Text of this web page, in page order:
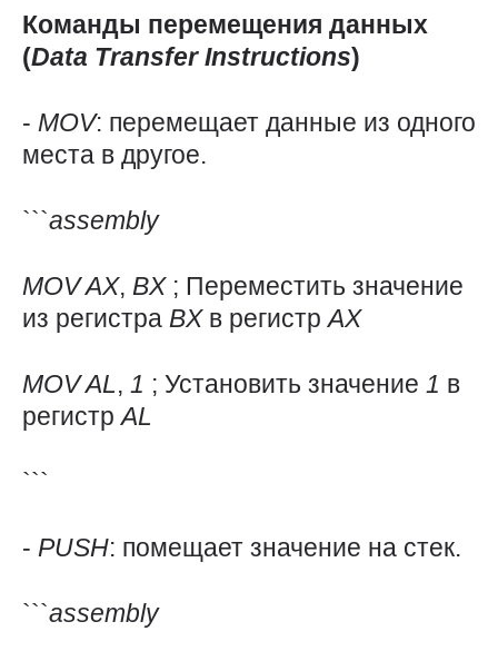
Команды перемещения данных
(Data TransferInstructions)
- MOV: перемещает данные из одного
места в другое.
```assembly
MOVAX, BX ; Переместить значение
из регистра BX в регистрAX
MOVAL, 1 ; Установить значение 1 в
регистрAL
```
- PUSH: помещает значение на стек.
```assembly